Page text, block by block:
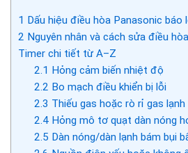
1 Dấu hiệu điều hòa Panasonic báo
2 Nguyên nhân và cách sửa điều
Timer chi tiết từ A–Z
2.1 Hỏng cảm biến nhiệt độ
2.2 Bo mạch điều khiển bị lỗi
2.3 Thiếu gas hoặc rò rỉ gas lạnh
2.4Hỏng mô tơ quạt dàn nóng
2.5 Dàn nóng/dàn lạnh bám bụi